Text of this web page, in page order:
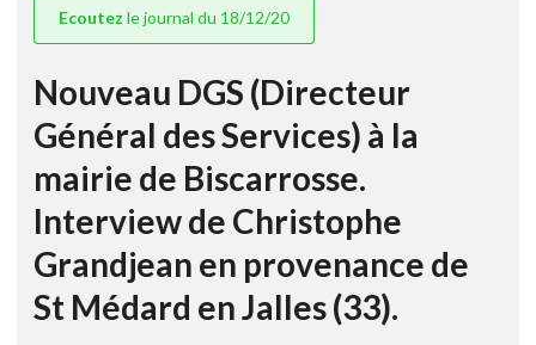
Ecoutez le journal du 18/12/20
Nouveau DGS (Directeur
Général des Services) à la
mairie de Biscarrosse.
Interview de Christophe
Grandjean en provenance de
St Médard en Jalles (33).